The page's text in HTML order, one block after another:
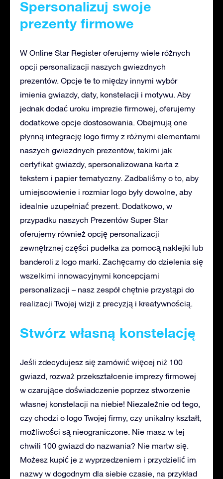
Spersonalizuj swoje
prezenty firmowe
W Online Star Register oferujemy wiele różnych
opcji personalizacji naszych gwiezdnych
prezentów. Opcje te to między innymi wybór
imienia gwiazdy, daty, konstelacji i motywu. Aby
jednak dodać uroku imprezie firmowej, oferujemy
dodatkowe opcje dostosowania. Obejmują one
płynną integrację logo firmy z różnymi elementami
naszych gwiezdnych prezentów, takimi jak
certyfikat gwiazdy, spersonalizowana karta z
tekstem i papier tematyczny. Zadbaliśmy o to, aby
umiejscowienie i rozmiar logo były dowolne, aby
idealnie uzupełniać prezent. Dodatkowo, w
przypadku naszych Prezentów Super Star
oferujemy również opcję personalizacji
zewnętrznej części pudełka za pomocą naklejki lub
banderoli z logo marki. Zachęcamy do dzielenia się
wszelkimi innowacyjnymi koncepcjami
personalizacji – nasz zespół chętnie przystąpi do
realizacji Twojej wizji z precyzją i kreatywnością.
Stwórz własną konstelację
Jeśli zdecydujesz się zamówić więcej niż 100
gwiazd, rozważ przekształcenie imprezy firmowej
w czarujące doświadczenie poprzez stworzenie
własnej konstelacji na niebie! Niezależnie od tego,
czy chodzi o logo Twojej firmy, czy unikalny kształt,
możliwości są nieograniczone. Nie masz w tej
chwili 100 gwiazd do nazwania? Nie martw się.
Możesz kupić je z wyprzedzeniem i przydzielić im
nazwy w dogodnym dla siebie czasie, na przykład